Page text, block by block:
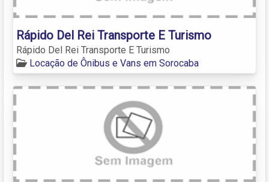
Rápido Del Rei Transporte E Turismo
Rápido Del Rei Transporte E Turismo
Locação de Ônibus e Vans em Sorocaba